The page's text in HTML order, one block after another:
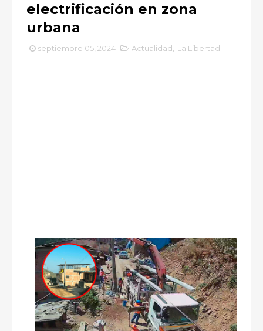
electrificación en zona
urbana
septiembre 05, 2024 Actualidad La Libertad